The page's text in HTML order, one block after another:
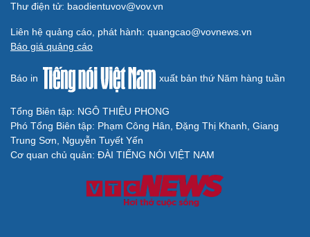
Thư điện tử: baodientuvov@vov.vn
Liên hệ quảng cáo, phát hành: quangcao@vovnews.vn
Báo giá quảng cáo
Báo in xuất bản thứ Năm hàng tuần
Tổng Biên tập: NGÔ THIỆU PHONG
Phó Tổng Biên tập: Phạm Công Hân, Đặng Thị Khanh, Giang
Trung Sơn, Nguyễn Tuyết Yến
Cơ quan chủ quản: ĐÀI TIẾNG NÓI VIỆT NAM